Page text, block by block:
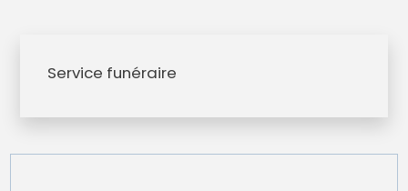
Service funéraire